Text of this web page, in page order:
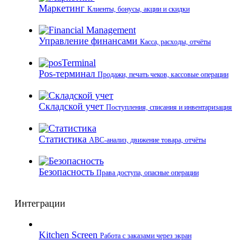
Маркетинг Клиенты, бонусы, акции и скидки
Управление финансами Касса, расходы, отчёты
Pos-терминал Продажи, печать чеков, кассовые операции
Складской учет Поступления, списания и инвентаризация
Статистика ABC-анализ, движение товара, отчёты
Безопасность Права доступа, опасные операции
Интеграции
Kitchen Screen Работа с заказами через экран